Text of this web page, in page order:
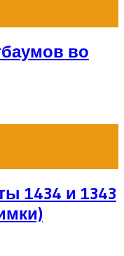
во
1434 и 1343